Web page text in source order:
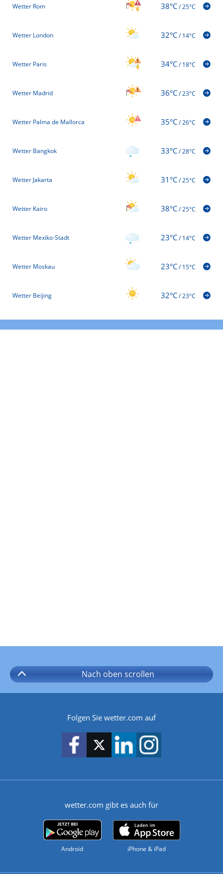
Wetter Rom 38°C/25°C
Wetter London 32°C/14°C
Wetter Paris 34°C/18°C
Wetter Madrid 36°C/23°C
Wetter Palma de Mallorca 35°C/26°C
Wetter Bangkok 33°C/28°C
Wetter Jakarta 31°C/25°C
Wetter Kairo 38°C/25°C
Wetter Mexiko-Stadt 23°C/14°C
Wetter Moskau 23°C/15°C
Wetter Beijing 32°C/23°C
Nach oben scrollen
Folgen Sie wetter.com auf
wetter.com gibt es auch für
Android iPhone & iPad